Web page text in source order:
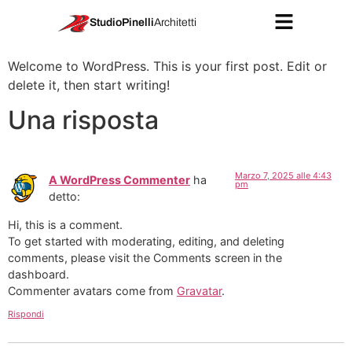
StudioPinelliArchitetti
Hello world!
Welcome to WordPress. This is your first post. Edit or
delete it, then start writing!
Una risposta
A WordPress Commenter ha
detto:
Marzo 7, 2025 alle 4:43
pm
Hi, this is a comment.
To get started with moderating, editing, and deleting
comments, please visit the Comments screen in the
dashboard.
Commenter avatars come from Gravatar.
Rispondi